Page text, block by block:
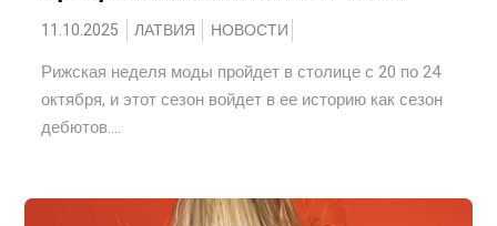
11.10.2025 ЛАТВИЯ НОВОСТИ
Рижская неделя моды пройдет в столице с 20 по 24
октября, и этот сезон войдет в ее историю как сезон
дебютов....